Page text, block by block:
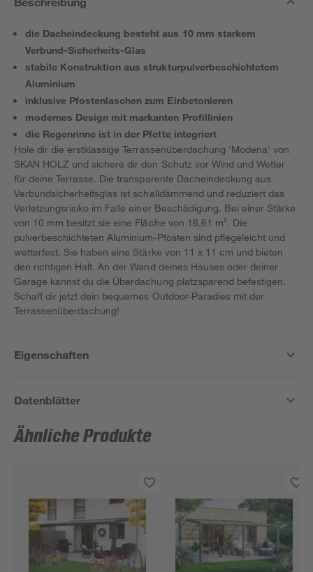
die Dacheindeckung besteht aus 10 mm starkem
Verbund-Sicherheits-Glas
stabile Konstruktion aus strukturpulverbeschichtetem
Aluminium
inklusive Pfostenlaschen zum Einbetonieren
modernes Design mit markanten Profillinien
die Regenrinne ist in der Pfette integriert
Hole dir die erstklassige Terrassenüberdachung 'Modena' von
SKAN HOLZ und sichere dir den Schutz vor Wind und Wetter
für deine Terrasse. Die transparente Dacheindeckung aus
Verbundsicherheitsglas ist schalldämmend und reduziert das
Verletzungsrisiko im Falle einer Beschädigung. Bei einer Stärke
von 10 mm besitzt sie eine Fläche von 16,61 m². Die
pulverbeschichteten Aluminium-Pfosten sind pflegeleicht und
wetterfest. Sie haben eine Stärke von 11 x 11 cm und bieten
den richtigen Halt. An der Wand deines Hauses oder deiner
Garage kannst du die Überdachung platzsparend befestigen.
Schaff dir jetzt dein bequemes Outdoor-Paradies mit der
Terrassenüberdachung!
Eigenschaften
Datenblätter
Ähnliche Produkte